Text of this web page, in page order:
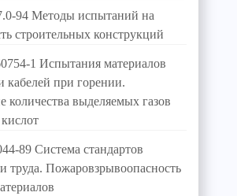
94 Методы испытаний на
строительных конструкций
1 Испытания материалов
кабелей при горении.
количества выделяемых газов
89 Система стандартов
труда. Пожаровзрывоопасность